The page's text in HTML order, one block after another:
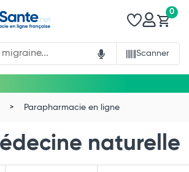
Scanner
0
Parapharmacie en ligne
naturelle